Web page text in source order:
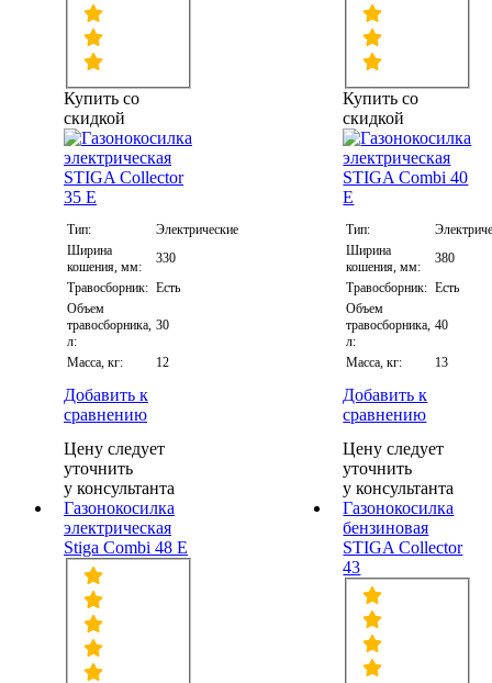
Купить со
скидкой
Тип:
Электрические
Ширина
кошения, мм:
330
Травосборник: Есть
Объем
травосборника,
л:
30
Масса, кг: 12
Добавить к
сравнению
Цену следует
уточнить
у консультанта
Купить со
скидкой
Тип:
Ширина
кошения, мм:
380
Травосборник: Есть
Объем
травосборника,
л:
40
Масса, кг: 13
Добавить к
сравнению
Цену следует
уточнить
у консультанта
Газонокосилка
электрическая
Stiga Combi 48 E
Газонокосилка
бензиновая
STIGA Collector
43